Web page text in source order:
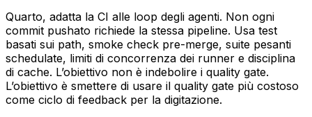
Quarto, adatta la CI alle loop degli agenti. Non ogni
commit pushato richiede la stessa pipeline. Usa test
basati sui path, smoke check pre-merge, suite pesanti
schedulate, limiti di concorrenza dei runner e disciplina
di cache. L’obiettivo non è indebolire i quality gate.
L’obiettivo è smettere di usare il quality gate più costoso
come ciclo di feedback per la digitazione.